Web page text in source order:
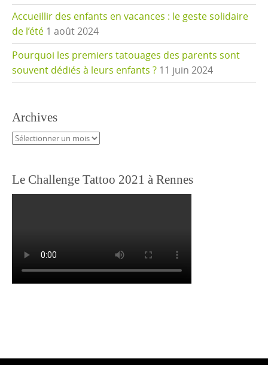
Accueillir des enfants en vacances : le geste solidaire
de l’été 1 août 2024
Pourquoi les premiers tatouages des parents sont
souvent dédiés à leurs enfants ? 11 juin 2024
Archives
Archives
Le Challenge Tattoo 2021 à Rennes